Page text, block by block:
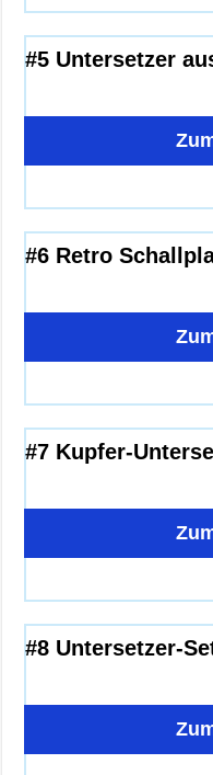
#5 Untersetzer
#6 Retro
#7 Kupfer-
#8 Untersetzer-